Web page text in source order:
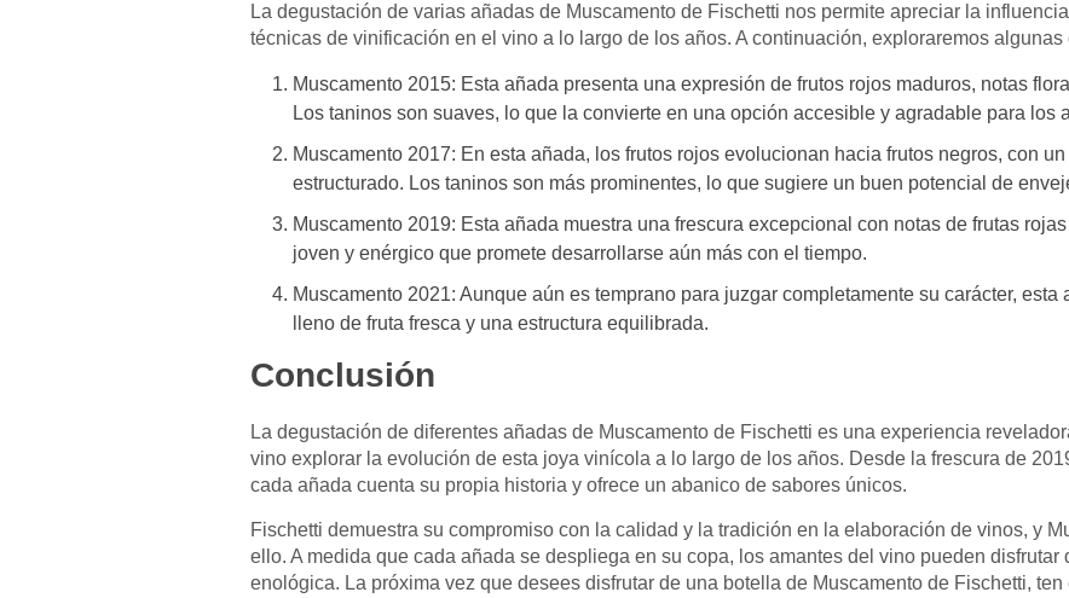
La degustación de varias añadas de Muscamento de Fischetti nos permite apreciar la
técnicas de vinificación en el vino a lo largo de los años. A continuación, exploraremos
Muscamento 2015: Esta añada presenta una expresión de frutos rojos maduros, notas
Los taninos son suaves, lo que la convierte en una opción accesible y agradable para los
Muscamento 2017: En esta añada, los frutos rojos evolucionan hacia frutos negros, con
estructurado. Los taninos son más prominentes, lo que sugiere un buen potencial de
Muscamento 2019: Esta añada muestra una frescura excepcional con notas de frutas
joven y enérgico que promete desarrollarse aún más con el tiempo.
Muscamento 2021: Aunque aún es temprano para juzgar completamente su carácter,
lleno de fruta fresca y una estructura equilibrada.
Conclusión
La degustación de diferentes añadas de Muscamento de Fischetti es una experiencia
vino explorar la evolución de esta joya vinícola a lo largo de los años. Desde la frescura de
cada añada cuenta su propia historia y ofrece un abanico de sabores únicos.
Fischetti demuestra su compromiso con la calidad y la tradición en la elaboración de vinos, y
ello. A medida que cada añada se despliega en su copa, los amantes del vino pueden disfrutar
enológica. La próxima vez que desees disfrutar de una botella de Muscamento de Fischetti,